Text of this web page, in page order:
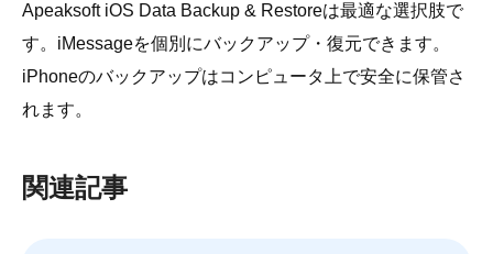
Apeaksoft iOS Data Backup & Restoreは最適な選択肢で
す。iMessageを個別にバックアップ・復元できます。
iPhoneのバックアップはコンピュータ上で安全に保管さ
れます。
関連記事